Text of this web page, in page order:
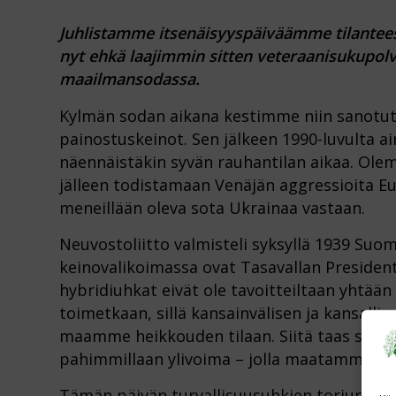
Juhlistamme itsenäisyyspäiväämme
nyt ehkä laajimmin sitten
maailmansodassa.
Kylmän sodan aikana kestimme niin
painostuskeinot. Sen jälkeen 1990-luvulta
näennäistäkin syvän rauhantilan aikaa.
jälleen todistamaan Venäjän aggressioita
meneillään oleva sota Ukrainaa vastaan.
Neuvostoliitto valmisteli syksyllä 1939
keinovalikoimassa ovat Tasavallan
hybridiuhkat eivät ole tavoitteiltaan
toimetkaan, sillä kansainvälisen ja
maamme heikkouden tilaan. Siitä taas
pahimmillaan ylivoima – jolla maatamme